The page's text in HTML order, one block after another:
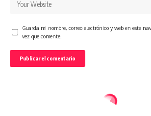
Guarda mi nombre, correo electrónico y web en este
vez que comente.